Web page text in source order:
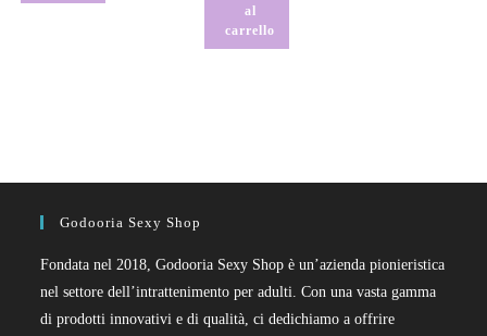
al
carrello
Godooria Sexy Shop
Fondata nel 2018, Godooria Sexy Shop è un’azienda pionieristica
nel settore dell’intrattenimento per adulti. Con una vasta gamma
di prodotti innovativi e di qualità, ci dedichiamo a offrire